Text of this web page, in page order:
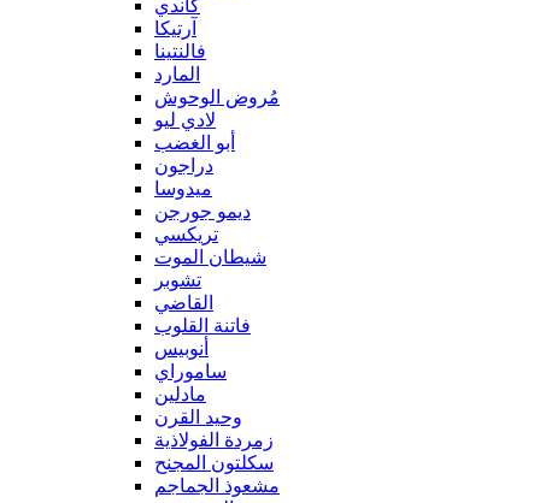
كاندي
آرتيكا
فالنتينا
المارد
مُروض الوحوش
لادي ليو
أبو الغضب
دراجون
ميدوسا
ديمو جورجن
تريكسي
شيطان الموت
تشوبر
القاضي
فاتنة القلوب
أنوبيس
ساموراي
مادلين
وحيد القرن
زمردة الفولاذية
سكلتون المجنح
مشعوذ الجماجم